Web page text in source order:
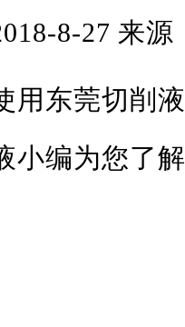
8-27 来
用东莞切削
小编为您了